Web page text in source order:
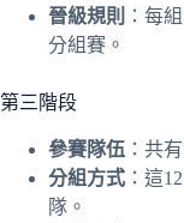
晉級規則
：每
分組賽。
第三階段
參賽隊伍 ：共
分組方式 ：這
隊。